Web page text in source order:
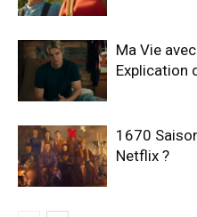
Ma Vie
Explication
1670
Netflix ?